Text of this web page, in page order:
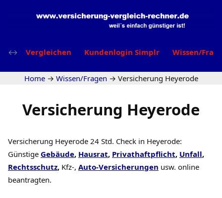
Vergleichen Kundenlogin Simplr Wissen/
Home → Wissen/Fragen → Versicherung Heyerode
Versicherung Heyerode
Versicherung Heyerode 24 Std. Check in Heyerode:
Günstige Gebäude, Hausrat, Privathaftpflicht, Unfall,
Rechtsschutz, Kfz-, Auto-Versicherungen usw. online
beantragten.